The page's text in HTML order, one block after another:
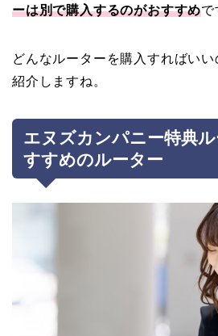
ーは別で購入するのがおすすめで
どんなルーターを購入すればい
紹介しますね。
エヌズカンパニー特典
すすめのルーター